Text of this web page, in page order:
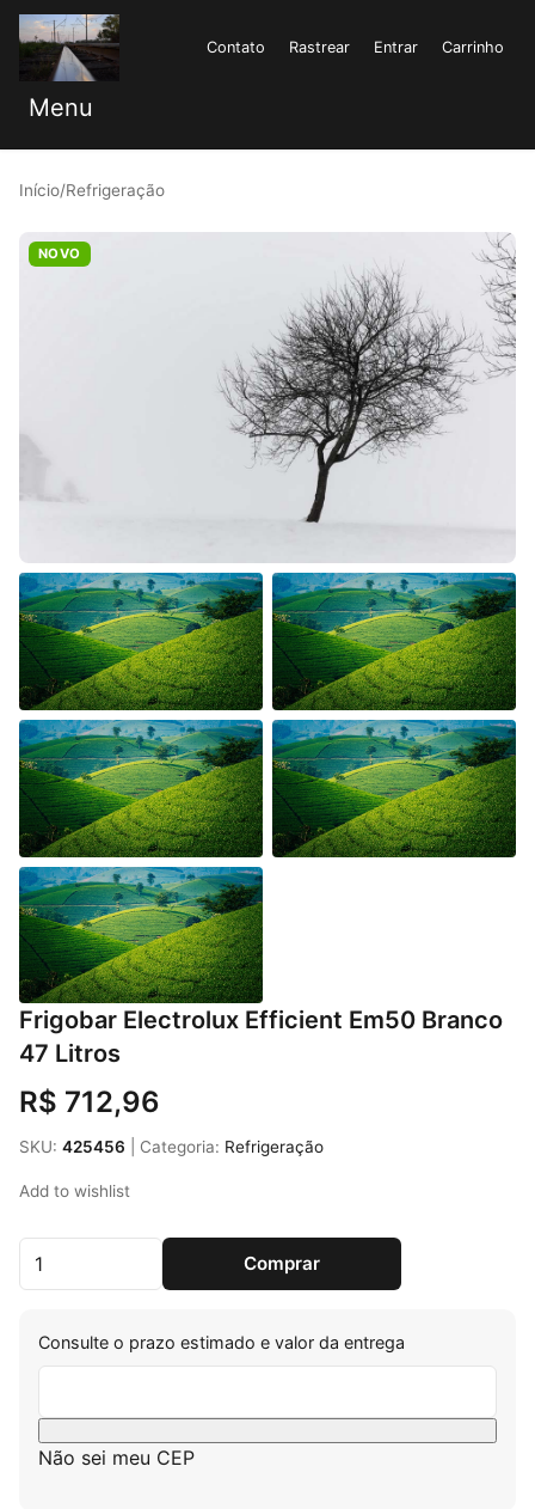
Contato Rastrear Entrar Carrinho
Menu
Início/Refrigeração
NOVO
Frigobar Electrolux Efficient Em50 Branco
47 Litros
R$ 712,96
SKU: 425456 Categoria: Refrigeração
Add to wishlist
Frigobar Electrolux Efficient Em50 Branco 47 Litros
Comprar
Consulte o prazo estimado e valor da entrega
Não sei meu CEP